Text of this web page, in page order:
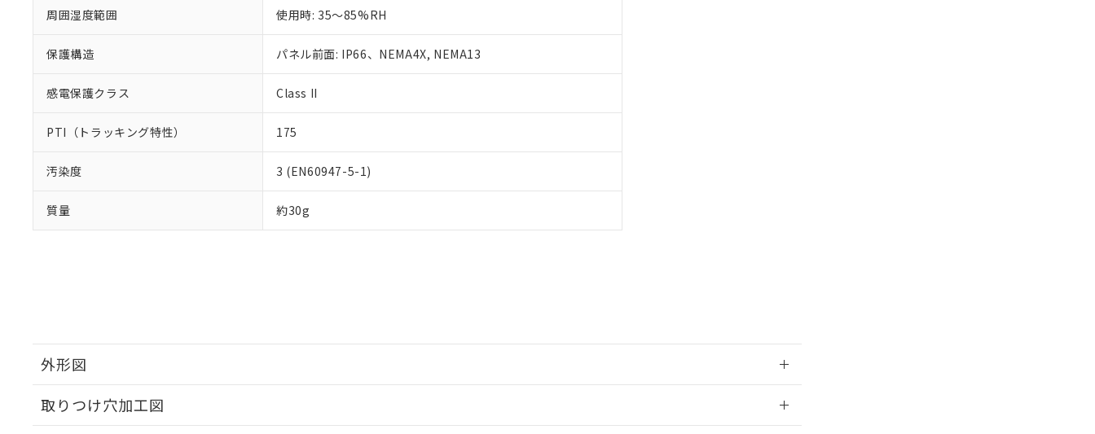
周囲湿度範囲 使用時: 35～85%RH
保護構造 パネル前面: IP66、NEMA4X, NEMA13
感電保護クラス Class II
PTI（トラッキング特性） 175
汚染度 3 (EN60947-5-1)
質量 約30g
外形図
取りつけ穴加工図
※当社の共同利用者とは、
いる法人を指します。
EU RoHS指令（10物質）の非含有証明書
51物質の非含有証明書（当社基準）
※本証明書は発行日時点で非含有を証明するもので、過去に遡って非含有を証明するものではありません。
また、RoHS指令のフタル酸エステル類４物質の対応では、対応完了までの期間は出荷製品に未対応品が
り割愛しております。